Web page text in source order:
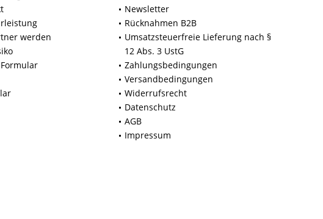
werden
Newsletter
Rücknahmen B2B
Umsatzsteuerfreie Lieferung nach §
12 Abs. 3 UstG
Zahlungsbedingungen
Versandbedingungen
Widerrufsrecht
Datenschutz
AGB
Impressum